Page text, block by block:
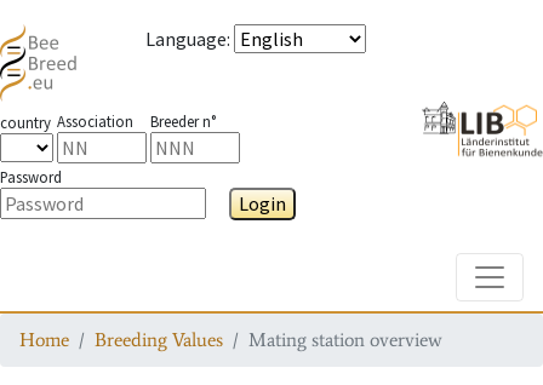
Language:
country Association Breeder n°
Password
Login
Home Breeding Values Mating station overview